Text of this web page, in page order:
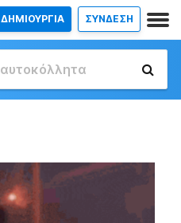
ΔΗΜΙΟΥΡΓΊΑ ΣΥΝΔΕΣΗ